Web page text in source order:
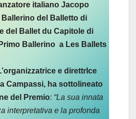
italiano Jacopo
Ballerino del Balletto di
del Ballet du Capitole di
Primo Ballerino a Les Ballets
e direttrIce
Campassi, ha sottolineato
del Premio: “La sua innata
interpretativa e la profonda